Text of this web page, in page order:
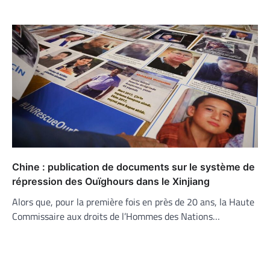
Chine : publication de documents sur le système de
répression des Ouïghours dans le Xinjiang
Alors que, pour la première fois en près de 20 ans, la Haute
Commissaire aux droits de l’Hommes des Nations…